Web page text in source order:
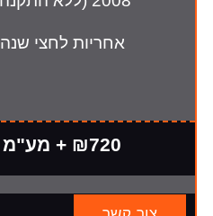
אחריות לחצי שנה
₪720 + מע"מ